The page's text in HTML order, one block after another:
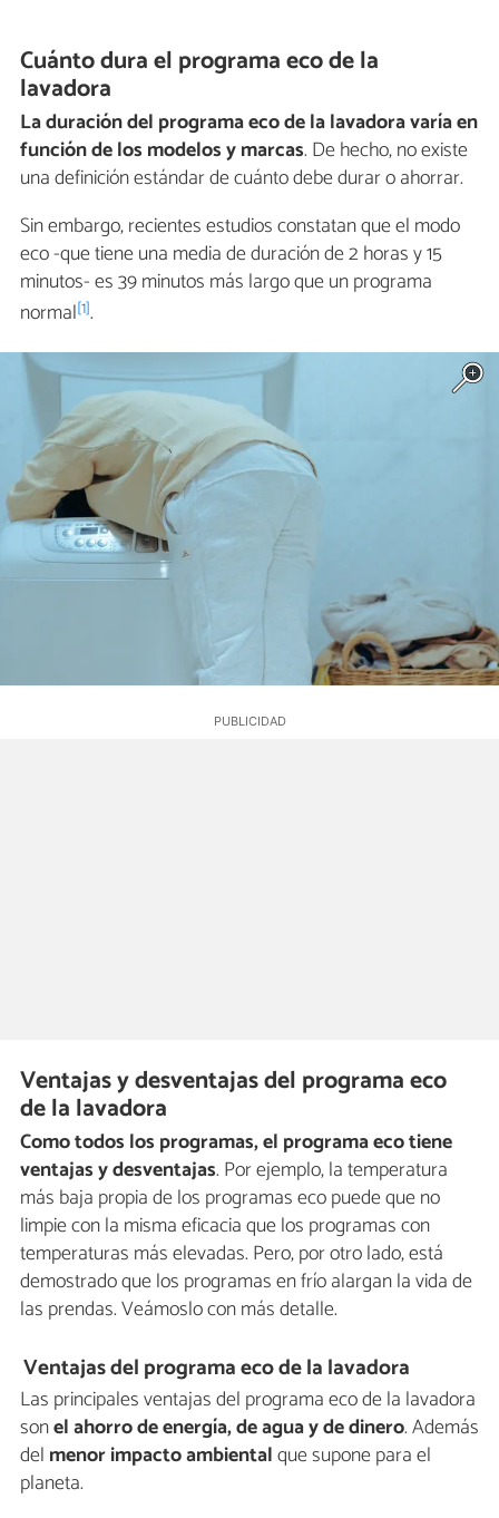
Cuánto dura el programa eco de la
lavadora
La duración del programa eco de la lavadora varía en
función de los modelos y marcas. De hecho, no existe
una definición estándar de cuánto debe durar o ahorrar.
Sin embargo, recientes estudios constatan que el modo
eco -que tiene una media de duración de 2 horas y 15
minutos- es 39 minutos más largo que un programa
normal[1].
Ventajas y desventajas del programa eco
de la lavadora
Como todos los programas, el programa eco tiene
ventajas y desventajas. Por ejemplo, la temperatura
más baja propia de los programas eco puede que no
limpie con la misma eficacia que los programas con
temperaturas más elevadas. Pero, por otro lado, está
demostrado que los programas en frío alargan la vida de
las prendas. Veámoslo con más detalle.
Ventajas del programa eco de la lavadora
Las principales ventajas del programa eco de la lavadora
sonel ahorro de energía, de agua y de dinero. Además
del menor impacto ambientalque supone para el
planeta.